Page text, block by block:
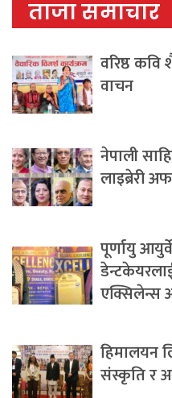
ताजा समाचार
वरिष्ठ
वाचन
नेपाली
लाइब्रेरी
पूर्णायु
एक्सिलेन्स
हिमालयन
संस्कृति र